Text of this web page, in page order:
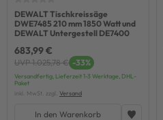
DEWALT Tischkreissäge
DWE7485 210 mm 1850 Watt und
DEWALT Untergestell DE7400
683,99 €
UVP 1.025,78 € -33%
Versandfertig, Lieferzeit 1-3 Werktage, DHL-
Paket
inkl. MwSt. zzgl. Versand
In den Warenkorb